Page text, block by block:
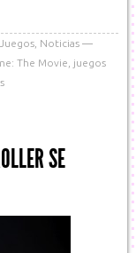
Juegos Noticias
The Movie
juegos
SE